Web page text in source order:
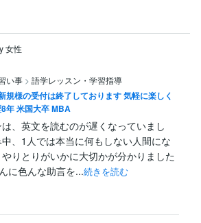
作成、そのための関連書籍や参考文
。実務ではプロジェクトの推進に加
のやりとり、対面や電話やWeb会議
料の作成、プレゼンやワークショッ
必読などさまざまな形態で総合的な
きました。
めても遅すぎることはありません。
なりたい！という方に少しでもお役
です。
全般の学習方法にもお答えできると思
以外のレッスンも可能です。共にすて
しょう！
女性
い事 > 語学レッスン・学習指導
規様の受付は終了しております 気軽に楽しく
年 米国大卒 MBA
、英文を読むのが遅くなっていまし
、1人では本当に何もしない人間にな
りとりがいかに大切かが分かりました
に色んな助言を...続きを読む